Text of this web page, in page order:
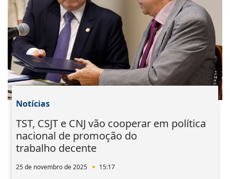
Notícias
TST, CSJT e CNJ vão cooperar em política
nacional de promoção do
trabalho decente
25 de novembro de 2025 15:17